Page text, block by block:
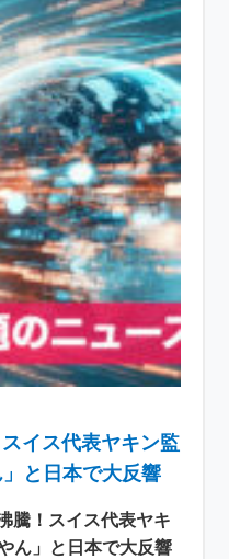
イス代表ヤキン監
と日本で大反響
騰！スイス代表ヤキ
ん」と日本で大反響